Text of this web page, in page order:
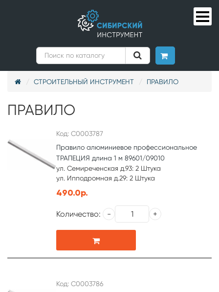
СТРОИТЕЛЬНЫЙ ИНСТРУМЕНТ ПРАВИЛО
ПРАВИЛО
Код: С0003787
Правило алюминиевое профессиональное
ТРАПЕЦИЯ длина 1 м 89601/09010
ул. Семиреченская д.93: 2 Штука
ул. Ипподромная д.29: 2 Штука
490.0р.
Количество:
Код: С0003786